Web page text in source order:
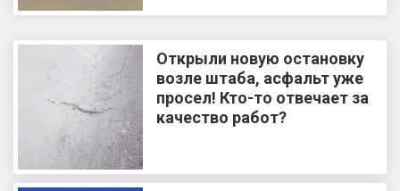
Открыли новую остановку
возле штаба, асфальт уже
просел! Кто-то отвечает за
качество работ?